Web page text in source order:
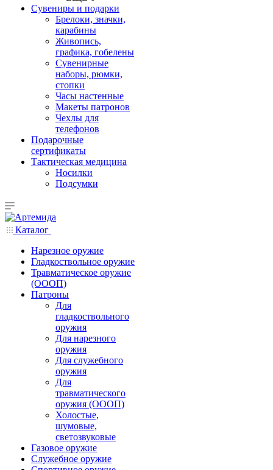
Сувениры и подарки
Брелоки, значки,
карабины
Живопись,
графика, гобелены
Сувенирные
наборы, рюмки,
стопки
Часы настенные
Макеты патронов
Чехлы для
телефонов
Подарочные
сертификаты
Тактическая медицина
Носилки
Подсумки
Каталог
Нарезное оружие
Гладкоствольное оружие
Травматическое оружие
(ОООП)
Патроны
Для
гладкоствольного
оружия
Для нарезного
оружия
Для служебного
оружия
Для
травматического
оружия (ОООП)
Холостые,
шумовые,
светозвуковые
Газовое оружие
Служебное оружие